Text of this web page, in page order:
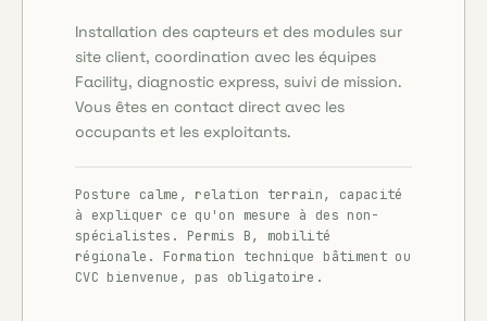
Installation des capteurs et des modules sur
site client, coordination avec les équipes
Facility, diagnostic express, suivi de mission.
Vous êtes en contact direct avec les
occupants et les exploitants.
Posture calme, relation terrain, capacité
à expliquer ce qu'on mesure à des non-
spécialistes. Permis B, mobilité
régionale. Formation technique bâtiment ou
CVC bienvenue, pas obligatoire.